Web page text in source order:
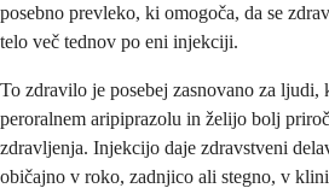
posebno prevleko, ki omogoča, da se
telo več tednov po eni injekciji.
To zdravilo je posebej zasnovano za ljudi,
peroralnem aripiprazolu in želijo bolj
zdravljenja. Injekcijo daje zdravstveni
običajno v roko, zadnjico ali stegno, v